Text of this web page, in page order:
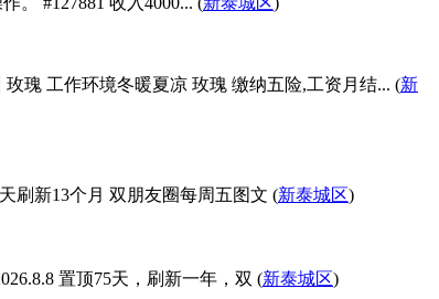
瑰 工作环境冬暖夏凉 玫瑰 缴纳五险,工资月结... (新
刷新13个月 双朋友圈每周五图文 (新泰城区)
置顶75天，刷新一年，双 (新泰城区)